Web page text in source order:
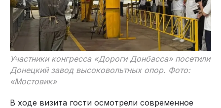
Участники конгресса «Дороги Донбасса» посетили
Донецкий завод высоковольтных опор. Фото:
«Мостовик»
В ходе визита гости осмотрели современное